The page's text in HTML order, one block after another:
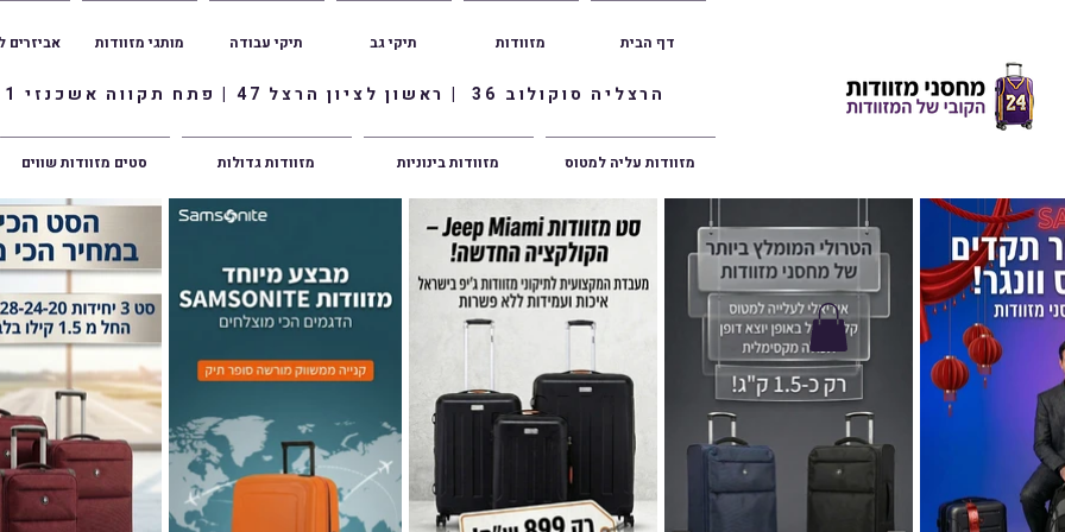
הרצליה סוקולוב 36 | ראשון לציון הרצל 47 | פתח תקווה אשכנזי 1
אביזרים מותגי מזוודות תיקי עבודה תיקי גב מזוודות דף הבית
סטים מזוודות שווים מזוודות גדולות מזוודות בינוניות מזוודות עליה למטוס